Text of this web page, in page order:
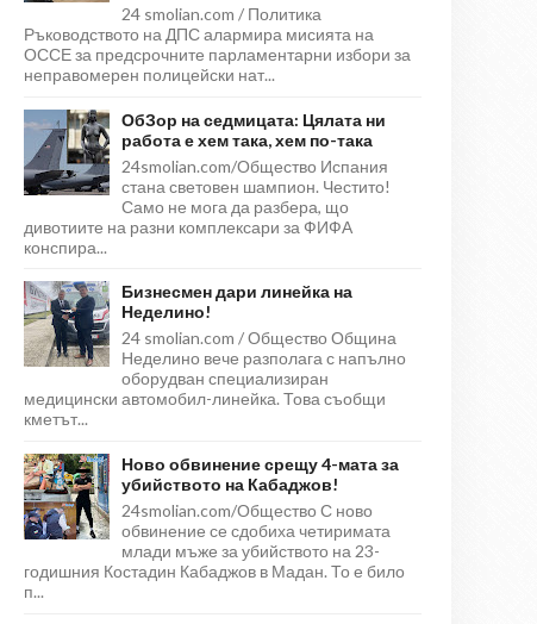
24 smolian.com / Политика
Ръководството на ДПС алармира мисията на
ОССЕ за предсрочните парламентарни избори за
неправомерен полицейски нат...
ОбЗор на седмицата: Цялата ни
работа е хем така, хем по-така
24smolian.com/Общество Испания
стана световен шампион. Честито!
Само не мога да разбера, що
дивотиите на разни комплексари за ФИФА
конспира...
Бизнесмен дари линейка на
Неделино!
24 smolian.com / Общество Община
Неделино вече разполага с напълно
оборудван специализиран
медицински автомобил-линейка. Това съобщи
кметът...
Ново обвинение срещу 4-мата за
убийството на Кабаджов!
24smolian.com/Общество С ново
обвинение се сдобиха четиримата
млади мъже за убийството на 23-
годишния Костадин Кабаджов в Мадан. То е било
п...